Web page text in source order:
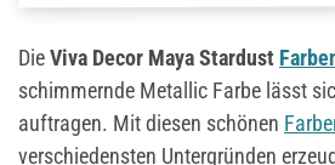
DieViva Decor Maya Stardust
schimmernde Metallic Farbe lässt
auftragen. Mit diesen schönen
verschiedensten Untergründen